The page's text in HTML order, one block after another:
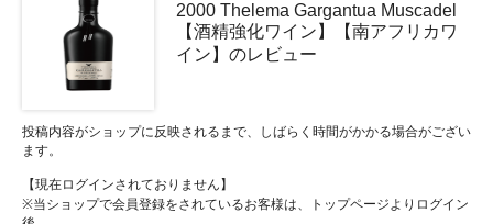
2000 Thelema Gargantua Muscadel
【酒精強化ワイン】【南アフリカワ
イン】のレビュー
投稿内容がショップに反映されるまで、しばらく時間がかかる場合がござい
ます。
【現在ログインされておりません】
※当ショップで会員登録をされているお客様は、トップページよりログイン